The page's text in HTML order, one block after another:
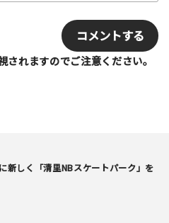
*
れますのでご注意ください。
新しく「清里NBスケートパーク」を